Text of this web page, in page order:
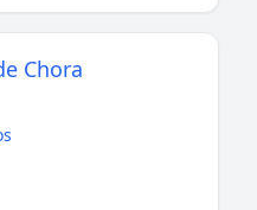
Chora